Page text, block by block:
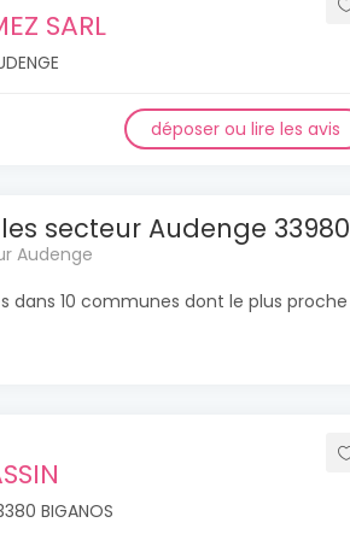
SARL
déposer ou lire les avis
secteur Audenge 33980
Audenge
dans 10 communes dont le plus proche
BIGANOS